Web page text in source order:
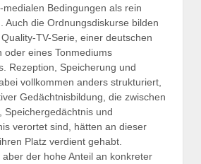
Bedingungen als rein
Auch die Ordnungsdiskurse bilden
TV-Serie, einer deutschen
oder eines Tonmediums
Rezeption, Speicherung und
vollkommen anders strukturiert,
Gedächtnisbildung, die zwischen
Speichergedächtnis und
verortet sind, hätten an dieser
Platz verdient gehabt.
der hohe Anteil an konkreter